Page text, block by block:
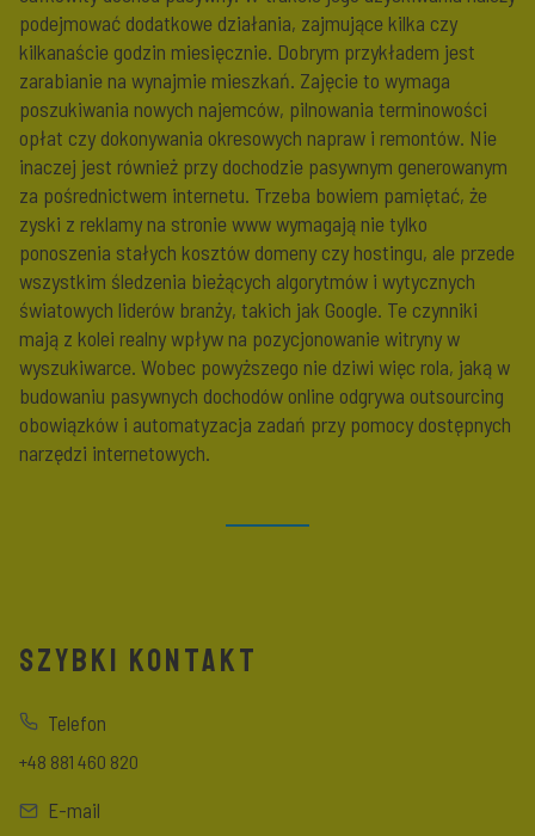
podejmować dodatkowe działania, zajmujące kilka czy
kilkanaście godzin miesięcznie. Dobrym przykładem jest
zarabianie na wynajmie mieszkań. Zajęcie to wymaga
poszukiwania nowych najemców, pilnowania terminowości
opłat czy dokonywania okresowych napraw i remontów. Nie
inaczej jest również przy dochodzie pasywnym generowanym
za pośrednictwem internetu. Trzeba bowiem pamiętać, że
zyski z reklamy na stronie www wymagają nie tylko
ponoszenia stałych kosztów domeny czy hostingu, ale przede
wszystkim śledzenia bieżących algorytmów i wytycznych
światowych liderów branży, takich jak Google. Te czynniki
mają z kolei realny wpływ na pozycjonowanie witryny w
wyszukiwarce. Wobec powyższego nie dziwi więc rola, jaką w
budowaniu pasywnych dochodów online odgrywa outsourcing
obowiązków i automatyzacja zadań przy pomocy dostępnych
narzędzi internetowych.
SZYBKI KONTAKT
Telefon
+48 881 460 820
E-mail